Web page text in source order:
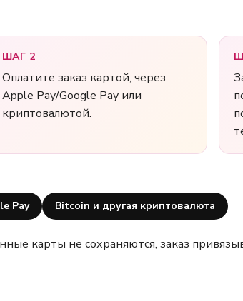
ШАГ 2
Оплатите заказ картой, через
Apple Pay/Google Pay или
криптовалютой.
Pay Bitcoin и другая криптовалюта
карты не сохраняются, заказ